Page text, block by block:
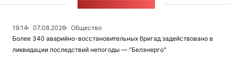
19:14 07.08.2026
Общество
Более 340 аварийно-восстановительных бригад задействовано в
ликвидации последствий непогоды — "Белэнерго"